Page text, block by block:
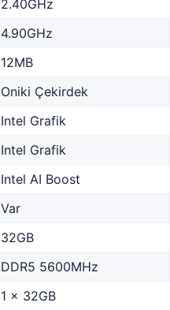
2.40GHz
4.90GHz
12MB
Oniki Çekirdek
Intel Grafik
Intel Grafik
Intel AI Boost
Var
32GB
DDR5 5600MHz
1 x 32GB